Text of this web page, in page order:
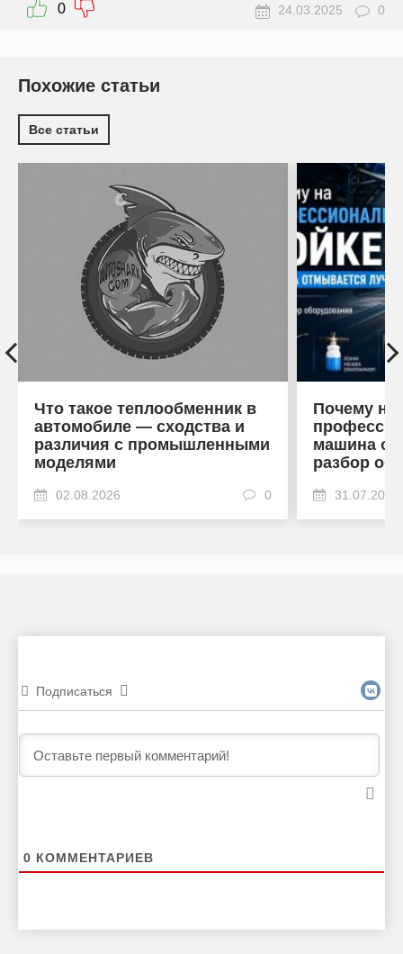
0 24.03.2025 0
Похожие статьи
Все статьи
Что такое теплообменник в
автомобиле — сходства и
различия с промышленными
моделями
02.08.2026 0
Почему на
машина
разбор
31.07.2026
Подписаться
0 КОММЕНТАРИЕВ